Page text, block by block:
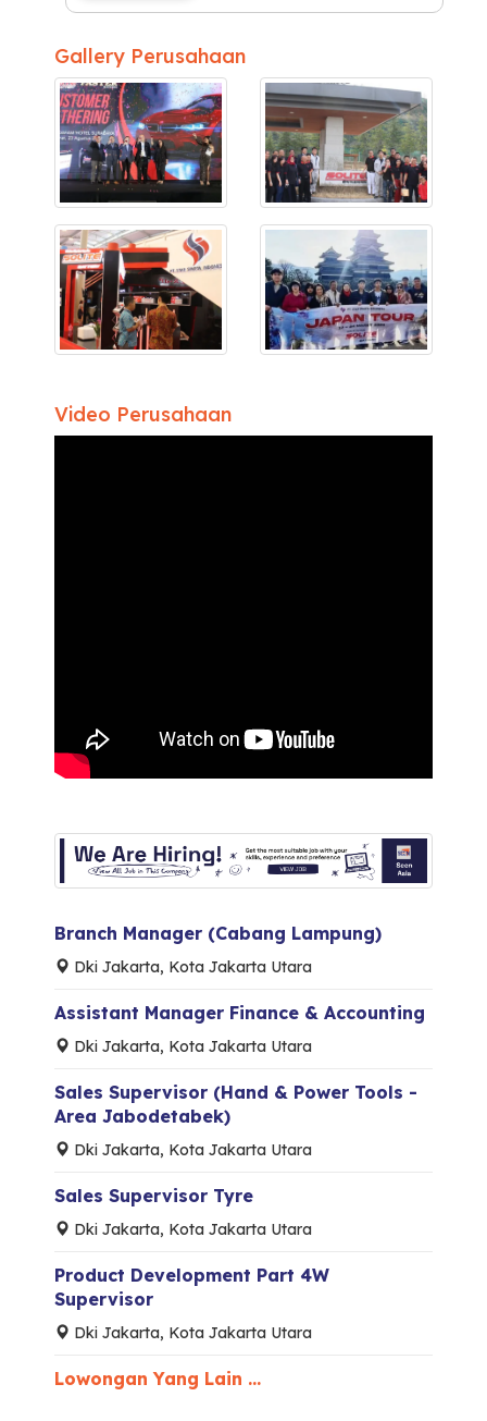
Gallery Perusahaan
Video Perusahaan
Branch Manager (Cabang Lampung)
Dki Jakarta, Kota Jakarta Utara
Assistant Manager Finance & Accounting
Dki Jakarta, Kota Jakarta Utara
Sales Supervisor (Hand & Power Tools -
Area Jabodetabek)
Dki Jakarta, Kota Jakarta Utara
Sales Supervisor Tyre
Dki Jakarta, Kota Jakarta Utara
Product Development Part 4W
Supervisor
Dki Jakarta, Kota Jakarta Utara
Lowongan Yang Lain ...